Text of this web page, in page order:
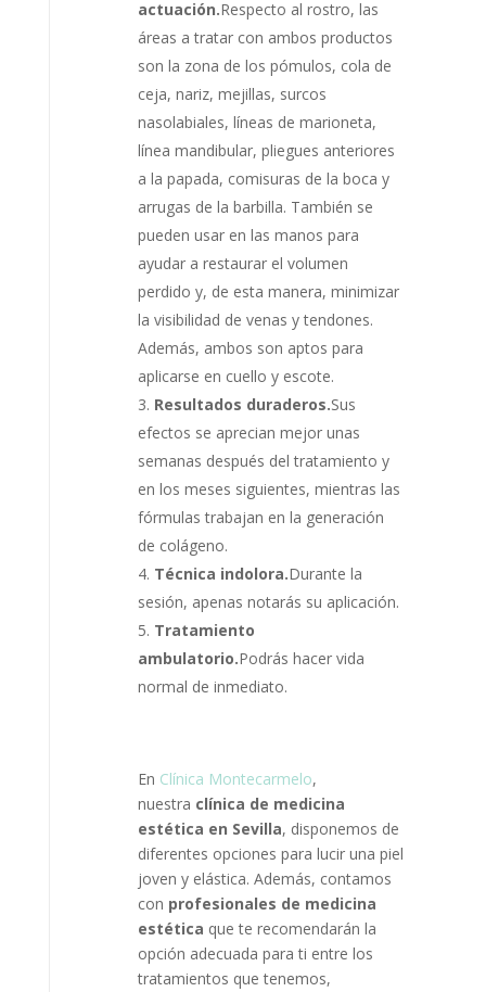
actuación.Respecto al rostro, las
áreas a tratar con ambos productos
son la zona de los pómulos, cola de
ceja, nariz, mejillas, surcos
nasolabiales, líneas de marioneta,
línea mandibular, pliegues anteriores
a la papada, comisuras de la boca y
arrugas de la barbilla. También se
pueden usar en las manos para
ayudar a restaurar el volumen
perdido y, de esta manera, minimizar
la visibilidad de venas y tendones.
Además, ambos son aptos para
aplicarse en cuello y escote.
Resultados duraderos.Sus
efectos se aprecian mejor unas
semanas después del tratamiento y
en los meses siguientes, mientras las
fórmulas trabajan en la generación
de colágeno.
Técnica indolora.Durante la
sesión, apenas notarás su aplicación.
Tratamiento
ambulatorio.Podrás hacer vida
normal de inmediato.
En Clínica Montecarmelo,
nuestra clínica de medicina
estética en Sevilla, disponemos de
diferentes opciones para lucir una piel
joven y elástica. Además, contamos
con profesionales de medicina
estética que te recomendarán la
opción adecuada para ti entre los
tratamientos que tenemos,